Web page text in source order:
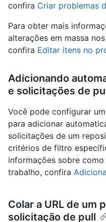
confira Criar problemas
Para obter mais
alterações em massa
confira Editar itens no
Adicionando
e solicitações de
Você pode configurar
para adicionar
solicitações de um
critérios de filtro
informações sobre
trabalho, confira
Colar a URL de um
solicitação de pull